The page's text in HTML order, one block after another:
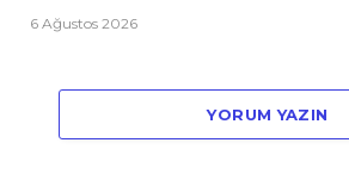
6 Ağustos 2026
YORUM YAZIN